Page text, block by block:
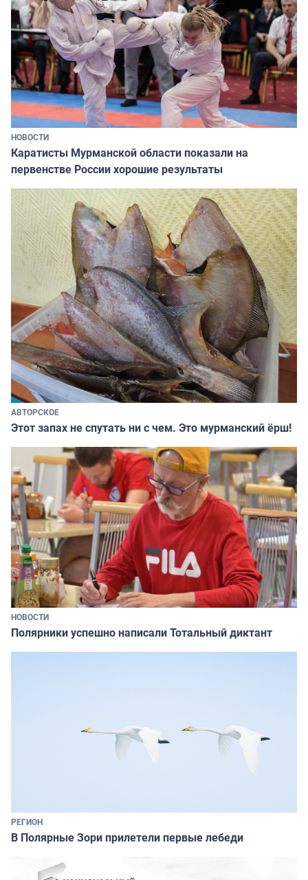
НОВОСТИ
Каратисты Мурманской области показали на
первенстве России хорошие результаты
АВТОРСКОЕ
Этот запах не спутать ни с чем. Это мурманский ёрш!
НОВОСТИ
Полярники успешно написали Тотальный диктант
РЕГИОН
В Полярные Зори прилетели первые лебеди